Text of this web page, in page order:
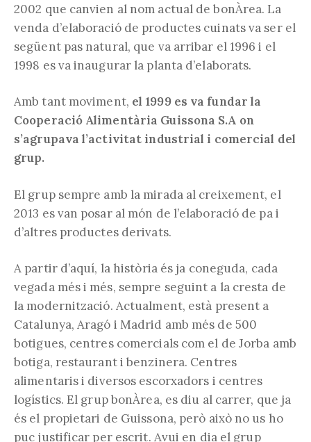
2002 que canvien al nom actual de bonÀrea. La
venda d’elaboració de productes cuinats va ser el
següent pas natural, que va arribar el 1996 i el
1998 es va inaugurar la planta d’elaborats.
Amb tant moviment, el 1999 es va fundar la
Cooperació Alimentària Guissona S.A on
s’agrupava l’activitat industrial i comercial del
grup.
El grup sempre amb la mirada al creixement, el
2013 es van posar al món de l’elaboració de pa i
d’altres productes derivats.
A partir d’aquí, la història és ja coneguda, cada
vegada més i més, sempre seguint a la cresta de
la modernització. Actualment, està present a
Catalunya, Aragó i Madrid amb més de 500
botigues, centres comercials com el de Jorba amb
botiga, restaurant i benzinera. Centres
alimentaris i diversos escorxadors i centres
logístics. El grup bonÀrea, es diu al carrer, que ja
és el propietari de Guissona, però això no us ho
puc justificar per escrit. Avui en dia el grup